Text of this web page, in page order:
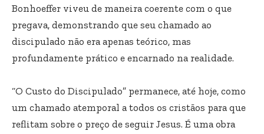
Bonhoeffer viveu de maneira coerente com o que
pregava, demonstrando que seu chamado ao
discipulado não era apenas teórico, mas
profundamente prático e encarnado na realidade.
“O Custo do Discipulado” permanece, até hoje, como
um chamado atemporal a todos os cristãos para que
reflitam sobre o preço de seguir Jesus. É uma obra